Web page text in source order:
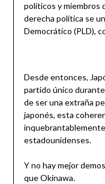
políticos y miembros
derecha política se
Democrático (PLD),
Desde entonces,
partido único
de ser una extraña
japonés, esta
estadounidenses.
Y no hay mejor
que Okinawa.